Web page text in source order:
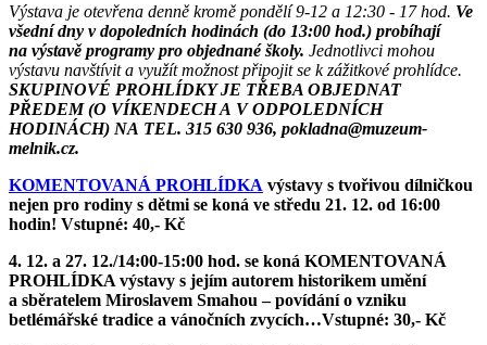
Výstava je otevřena denně kromě pondělí 9-12 a 12:30 - 17 hod. Ve
všední dny v dopoledních hodinách (do 13:00 hod.) probíhají
na výstavě programy pro objednané školy. Jednotlivci mohou
výstavu navštívit a využít možnost připojit se k zážitkové prohlídce.
SKUPINOVÉ PROHLÍDKY JE TŘEBA OBJEDNAT
PŘEDEM (O VÍKENDECH A V ODPOLEDNÍCH
HODINÁCH) NA TEL. 315 630 936, pokladna@muzeum-
melnik.cz.
KOMENTOVANÁ PROHLÍDKA výstavy s tvořivou dílničkou
nejen pro rodiny s dětmi se koná ve středu 21. 12. od 16:00
hodin! Vstupné: 40,- Kč
4. 12. a 27. 12./14:00-15:00 hod. se koná KOMENTOVANÁ
PROHLÍDKA výstavy s jejím autorem historikem umění
a sběratelem Miroslavem Smahou – povídání o vzniku
betlémářské tradice a vánočních zvycích…Vstupné: 30,- Kč